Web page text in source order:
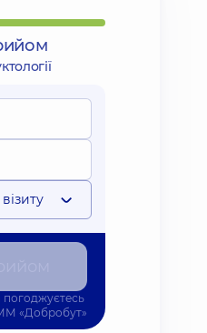
погоджуєтесь
«Добробут»